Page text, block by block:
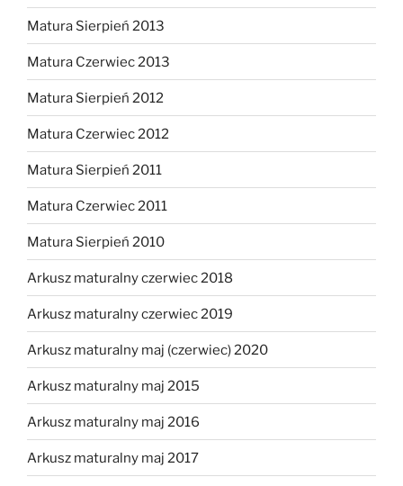
Matura Sierpień 2013
Matura Czerwiec 2013
Matura Sierpień 2012
Matura Czerwiec 2012
Matura Sierpień 2011
Matura Czerwiec 2011
Matura Sierpień 2010
Arkusz maturalny czerwiec 2018
Arkusz maturalny czerwiec 2019
Arkusz maturalny maj (czerwiec) 2020
Arkusz maturalny maj 2015
Arkusz maturalny maj 2016
Arkusz maturalny maj 2017